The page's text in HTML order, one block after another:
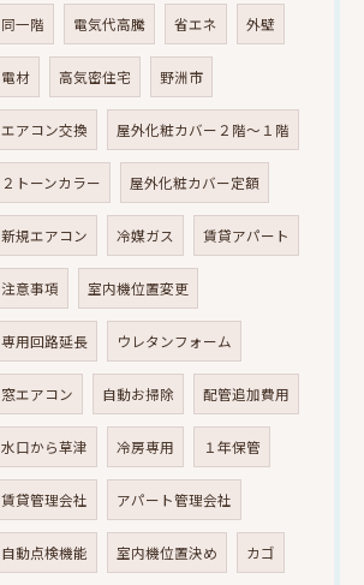
同一階 電気代高騰 省エネ 外壁
電材 高気密住宅 野洲市
エアコン交換 屋外化粧カバー２階～１階
２トーンカラー 屋外化粧カバー定額
新規エアコン 冷媒ガス 賃貸アパート
注意事項 室内機位置変更
専用回路延長 ウレタンフォーム
窓エアコン 自動お掃除 配管追加費用
水口から草津 冷房専用 １年保管
賃貸管理会社 アパート管理会社
自動点検機能 室内機位置決め カゴ